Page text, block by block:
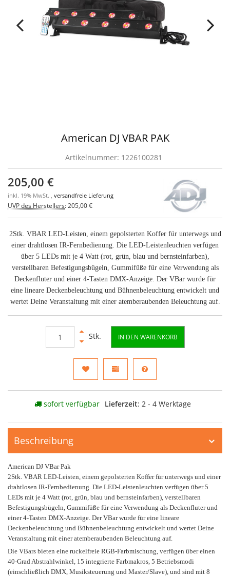
American DJ VBAR PAK
Artikelnummer: 1226100281
205,00 €
inkl. 19% MwSt. , versandfreie Lieferung
UVP des Herstellers: 205,00 €
2Stk. VBAR LED-Leisten, einem gepolsterten Koffer für unterwegs und
einer drahtlosen IR-Fernbedienung. Die LED-Leistenleuchten verfügen
über 5 LEDs mit je 4 Watt (rot, grün, blau und bernsteinfarben),
verstellbaren Befestigungsbügeln, Gummifüße für eine Verwendung als
Deckenfluter und einer 4-Tasten DMX-Anzeige. Der VBar wurde für
eine lineare Deckenbeleuchtung und Bühnenbeleuchtung entwickelt und
wertet Deine Veranstaltung mit einer atemberaubenden Beleuchtung auf.
Stk. IN DEN WARENKORB
sofort verfügbar Lieferzeit: 2 - 4 Werktage
Beschreibung
American DJ VBar Pak
2Stk. VBAR LED-Leisten, einem gepolsterten Koffer für unterwegs und einer
drahtlosen IR-Fernbedienung. Die LED-Leistenleuchten verfügen über 5
LEDs mit je 4 Watt (rot, grün, blau und bernsteinfarben), verstellbaren
Befestigungsbügeln, Gummifüße für eine Verwendung als Deckenfluter und
einer 4-Tasten DMX-Anzeige. Der VBar wurde für eine lineare
Deckenbeleuchtung und Bühnenbeleuchtung entwickelt und wertet Deine
Veranstaltung mit einer atemberaubenden Beleuchtung auf.
Die VBars bieten eine ruckelfreie RGB-Farbmischung, verfügen über einen
40-Grad Abstrahlwinkel, 15 integrierte Farbmakros, 5 Betriebsmodi
(einschließlich DMX, Musiksteuerung und Master/Slave), und sind mit 8